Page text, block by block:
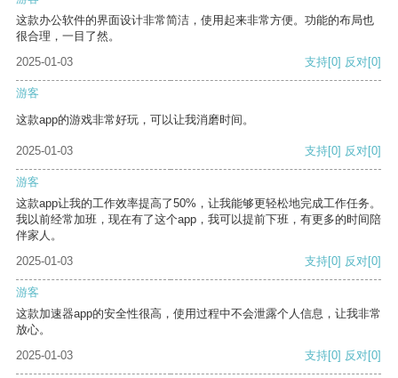
这款办公软件的界面设计非常简洁，使用起来非常方便。功能的布局也
很合理，一目了然。
2025-01-03
支持[0] 反对[0]
游客
这款app的游戏非常好玩，可以让我消磨时间。
2025-01-03 支持[0] 反对[0]
游客
这款app让我的工作效率提高了50%，让我能够更轻松地完成工作任务。
我以前经常加班，现在有了这个app，我可以提前下班，有更多的时间陪
伴家人。
2025-01-03
支持[0] 反对[0]
游客
这款加速器app的安全性很高，使用过程中不会泄露个人信息，让我非常
放心。
2025-01-03
支持[0] 反对[0]